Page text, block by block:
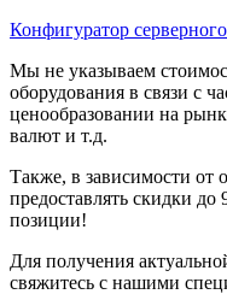
Конфигуратор
Мы не указываем
оборудования в связи с
ценообразовании на
валют и т.д.
Также, в зависимости от
предоставлять скидки
позиции!
Для получения
свяжитесь с нашими